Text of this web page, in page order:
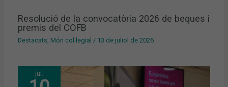
Resolució de la convocatòria 2026 de beques i
premis del COFB
Destacats, Món col·legial / 13 de juliol de 2026
jul.